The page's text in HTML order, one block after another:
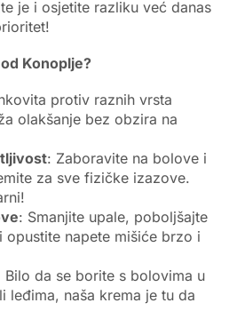
je i osjetite razliku već danas
Konoplje?
protiv raznih vrsta
olakšanje bez obzira na
: Zaboravite na bolove i
za sve fizičke izazove.
: Smanjite upale, poboljšajte
napete mišiće brzo i
Bilo da se borite s bolovima u
leđima, naša krema je tu da